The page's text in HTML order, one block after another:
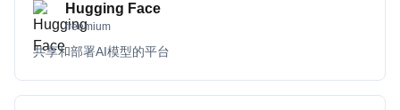
Hugging Face
freemium
共享和部署AI模型的平台